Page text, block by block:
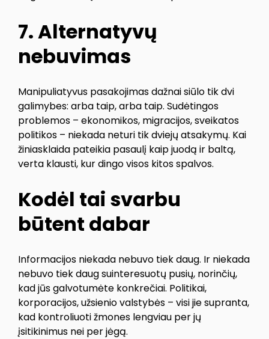
7. Alternatyvų
nebuvimas
Manipuliatyvus pasakojimas dažnai siūlo tik dvi
galimybes: arba taip, arba taip. Sudėtingos
problemos – ekonomikos, migracijos, sveikatos
politikos – niekada neturi tik dviejų atsakymų. Kai
žiniasklaida pateikia pasaulį kaip juodą ir baltą,
verta klausti, kur dingo visos kitos spalvos.
Kodėl tai svarbu
būtent dabar
Informacijos niekada nebuvo tiek daug. Ir niekada
nebuvo tiek daug suinteresuotų pusių, norinčių,
kad jūs galvotumėte konkrečiai. Politikai,
korporacijos, užsienio valstybės – visi jie supranta,
kad kontroliuoti žmones lengviau per jų
įsitikinimus nei per jėgą.